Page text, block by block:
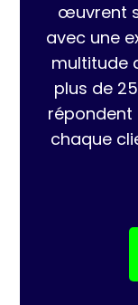
œuvrent
avec une
multitude
plus de
répondent
chaque